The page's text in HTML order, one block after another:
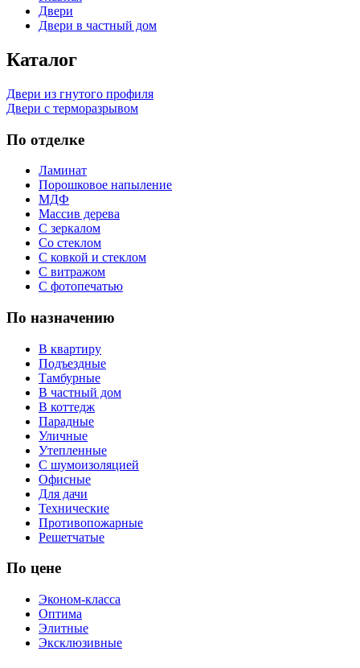
Двери
Двери в частный дом
Каталог
Двери из гнутого профиля
Двери с терморазрывом
По отделке
Ламинат
Порошковое напыление
МДФ
Массив дерева
С зеркалом
Со стеклом
С ковкой и стеклом
С витражом
С фотопечатью
По назначению
В квартиру
Подъездные
Тамбурные
В частный дом
В коттедж
Парадные
Уличные
Утепленные
С шумоизоляцией
Офисные
Для дачи
Технические
Противопожарные
Решетчатые
По цене
Эконом-класса
Оптима
Элитные
Эксклюзивные